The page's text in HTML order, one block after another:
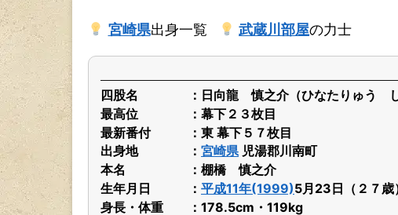
宮崎県出身一覧 武蔵川部屋の力士
四股名
日向龍 慎之介（ひなたりゅう し
最高位
幕下２３枚目
最新番付
東 幕下５７枚目
出身地
宮崎県児湯郡川南町
本名
棚橋 慎之介
生年月日
平成11年(1999)5月23日（２７歳
身長・体重
178.5cm・119kg